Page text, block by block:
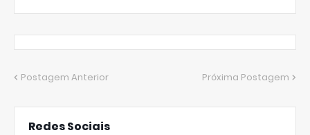
Postagem Anterior Próxima Postagem
Redes Sociais